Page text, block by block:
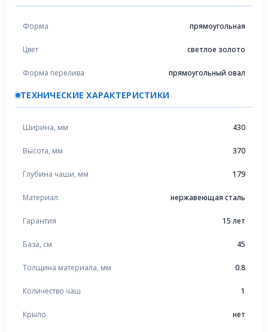
Форма прямоугольная
Цвет светлое золото
Форма перелива прямоугольный овал
ТЕХНИЧЕСКИЕ ХАРАКТЕРИСТИКИ
Ширина, мм 430
Высота, мм 370
Глубина чаши, мм 179
Материал нержавеющая сталь
Гарантия 15 лет
База, см 45
Толщина материала, мм 0.8
Количество чаш 1
Крыло нет